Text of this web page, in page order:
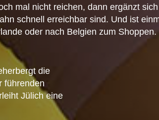
mal nicht reichen, dann ergänzt
schnell erreichbar sind. Und ist
oder nach Belgien zum Shoppen.
die
führenden
Jülich eine